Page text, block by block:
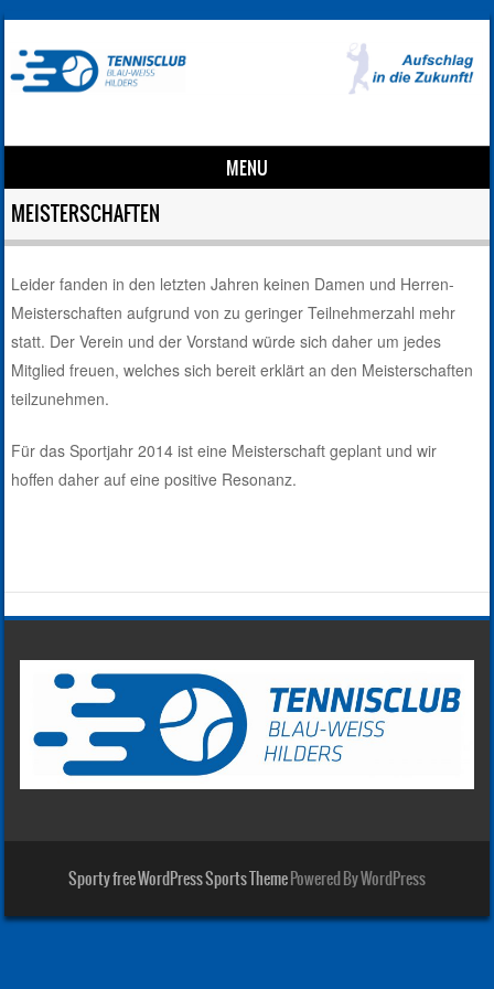
MENU
Skip to content
MEISTERSCHAFTEN
Leider fanden in den letzten Jahren keinen Damen und Herren-
Meisterschaften aufgrund von zu geringer Teilnehmerzahl mehr
statt. Der Verein und der Vorstand würde sich daher um jedes
Mitglied freuen, welches sich bereit erklärt an den Meisterschaften
teilzunehmen.
Für das Sportjahr 2014 ist eine Meisterschaft geplant und wir
hoffen daher auf eine positive Resonanz.
Sporty free WordPress Sports ThemePowered By WordPress